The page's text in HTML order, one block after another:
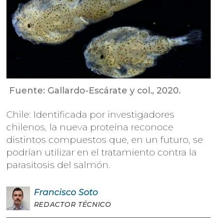
Fuente: Gallardo-Escárate y col., 2020.
Chile: Identificada por investigadores
chilenos, la nueva proteína reconoce
distintos compuestos que, en un futuro, se
podrían utilizar en el tratamiento contra la
parasitosis del salmón.
Francisco Soto
REDACTOR TÉCNICO